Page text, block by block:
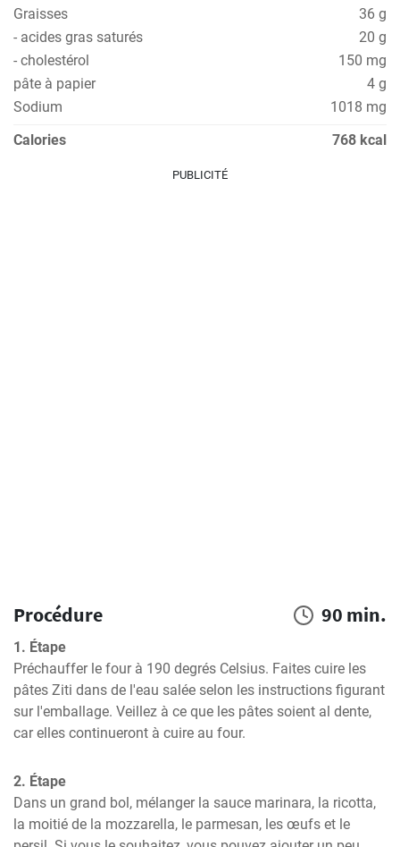
Graisses
36 g
- acides gras saturés
20 g
- cholestérol
150 mg
pâte à papier
4 g
Sodium
1018 mg
Calories
768 kcal
PUBLICITÉ
Procédure 90 min.
1. Étape
Préchauffer le four à 190 degrés Celsius. Faites cuire les
pâtes Ziti dans de l'eau salée selon les instructions figurant
sur l'emballage. Veillez à ce que les pâtes soient al dente,
car elles continueront à cuire au four.
2. Étape
Dans un grand bol, mélanger la sauce marinara, la ricotta,
la moitié de la mozzarella, le parmesan, les œufs et le